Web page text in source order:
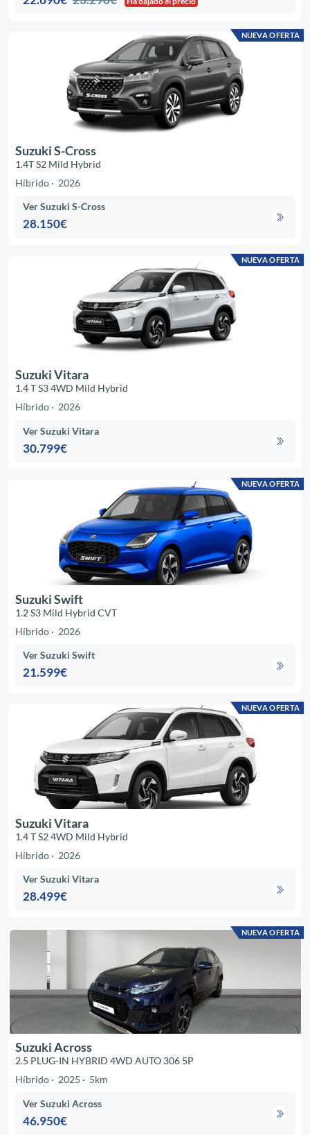
NUEVA OFERTA
Suzuki S-Cross
1.4T S2 Mild Hybrid
Híbrido
2026
Ver Suzuki S-Cross
28.150€
NUEVA OFERTA
Suzuki Vitara
1.4 T S3 4WD Mild Hybrid
Híbrido
2026
Ver Suzuki Vitara
30.799€
NUEVA OFERTA
Suzuki Swift
1.2 S3 Mild Hybrid CVT
Híbrido
2026
Ver Suzuki Swift
21.599€
NUEVA OFERTA
Suzuki Vitara
1.4 T S2 4WD Mild Hybrid
Híbrido
2026
Ver Suzuki Vitara
28.499€
NUEVA OFERTA
Suzuki Across
2.5 PLUG-IN HYBRID 4WD AUTO 306 5P
Híbrido
2025 5km
Ver Suzuki Across
46.950€